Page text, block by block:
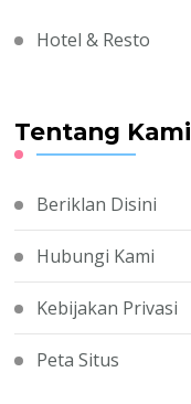
Hotel & Resto
Tentang Kami
Beriklan Disini
Hubungi Kami
Kebijakan Privasi
Peta Situs